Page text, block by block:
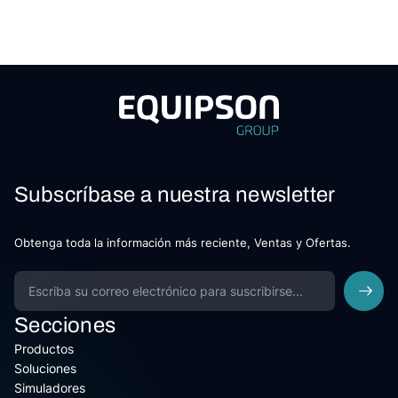
Subscríbase a nuestra newsletter
Obtenga toda la información más reciente, Ventas y Ofertas.
Secciones
Productos
Soluciones
Simuladores